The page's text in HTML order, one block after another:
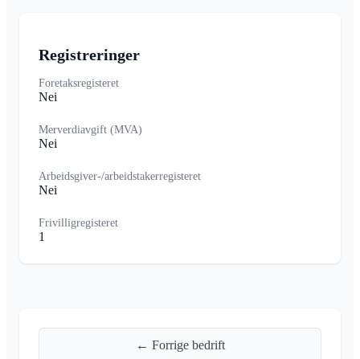
Registreringer
Foretaksregisteret
Nei
Merverdiavgift (MVA)
Nei
Arbeidsgiver-/arbeidstakerregisteret
Nei
Frivilligregisteret
1
← Forrige bedrift